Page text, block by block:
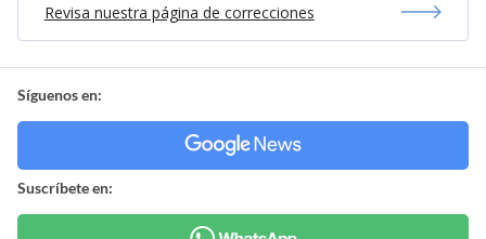
Revisa nuestra página de correcciones
Síguenos en:
Suscríbete en: